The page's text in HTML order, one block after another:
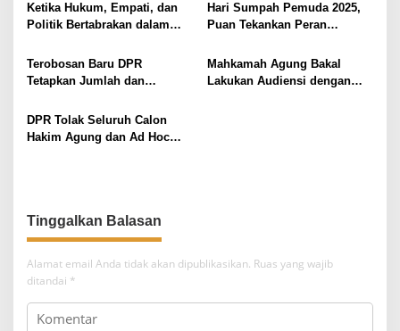
s
p
o
s
Ketika Hukum, Empati, dan
Politik Bertabrakan dalam
Hari Sumpah Pemuda 2025,
Puan Tekankan Peran
Bangsa yang Lebih Baik
Terobosan Baru DPR
Tetapkan Jumlah dan
Periode 2024-2029
Mahkamah Agung Bakal
Lakukan Audiensi dengan
DPR Tolak Seluruh Calon
Hakim Agung dan Ad Hoc
Tinggalkan Balasan
Alamat email Anda tidak akan dipublikasikan. Ruas yang wajib
ditandai *